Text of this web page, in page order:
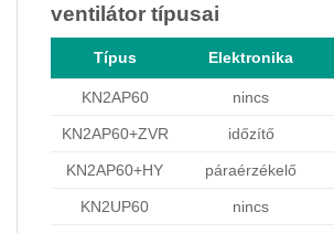
ventilátor típusai
KN2AP60 nincs
KN2AP60+ZVR időzítő
KN2AP60+HY páraérzékelő
KN2UP60 nincs
Típus Elektronika